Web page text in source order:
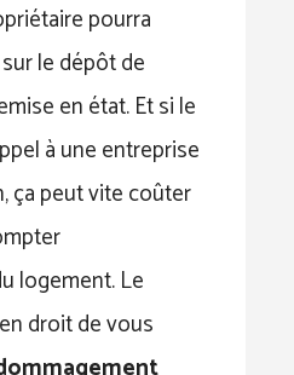
pourra
le dépôt de
en état. Et si le
à une entreprise
ça peut vite coûter
logement. Le
droit de vous